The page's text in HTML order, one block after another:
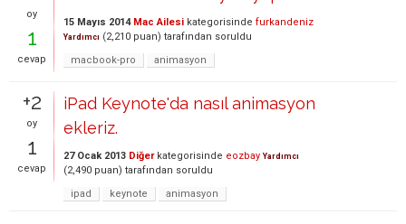
oy
1
cevap
15 Mayıs 2014 Mac Ailesi kategorisinde furkandeniz
Yardımcı (2,210 puan) tarafından soruldu
macbook-pro
animasyon
+2
oy
1
cevap
iPad Keynote'da nasıl animasyon
ekleriz.
27 Ocak 2013 Diğerkategorisinde eozbay Yardımcı
(2,490 puan) tarafından soruldu
ipad
keynote animasyon